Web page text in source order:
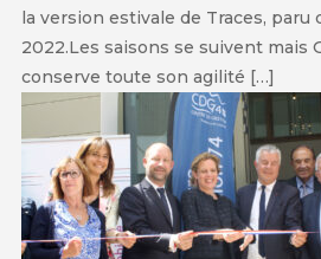
la version estivale de Traces, paru
2022.Les saisons se suivent mais
conserve toute son agilité […]